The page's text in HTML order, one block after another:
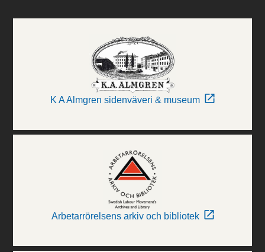
K A Almgren sidenväveri & museum
Arbetarrörelsens arkiv och bibliotek